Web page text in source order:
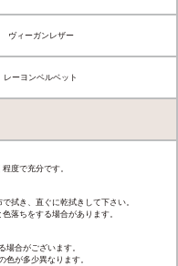
ヴィーガンレザー
レーヨンベルベット
度で充分です。
拭き、直ぐに乾拭きして下さい。
落ちをする場合があります。
合がございます。
が多少異なります。